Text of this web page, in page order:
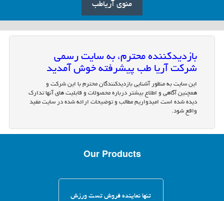
منوی آریاطب
بازدیدکننده محترم، به سایت رسمی
شرکت آریا طب پیشرفته خوش آمدید
این سایت به منظور آشنایی بازدیدکنندگان محترم با این شرکت و
همچنین آگاهی و اطلاع بیشتر درباره محصولات و قابلیت های آنها تدارک
دیده شده است امیدواریم مطالب و توضیحات ارائه شده در سایت مفید
واقع شود.
Our Products
تنها نماینده فروش تست ورزش